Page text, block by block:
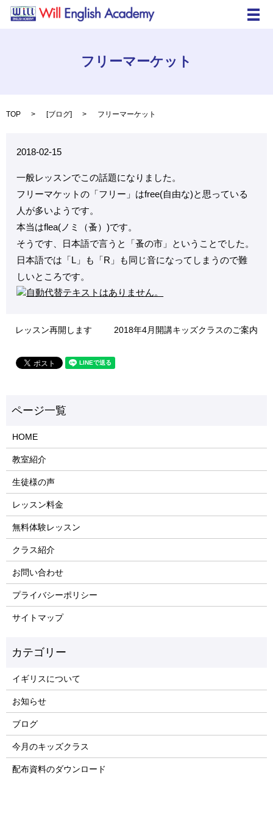
メ
フリーマーケット
TOP [ブログ] フリーマーケット
2018-02-15
一般レッスンでこの話題になりました。
フリーマケットの「フリー」はfree(自由な)と思っている
人が多いようです。
本当はflea(ノミ（蚤）)です。
そうです、日本語で言うと「蚤の市」ということでした。
日本語では「L」も「R」も同じ音になってしまうので難
しいところです。
レッスン再開します 2018年4月開講キッズクラスのご案内
HOME
教室紹介
生徒様の声
レッスン料金
無料体験レッスン
クラス紹介
お問い合わせ
プライバシーポリシー
サイトマップ
イギリスについて
お知らせ
ブログ
今月のキッズクラス
配布資料のダウンロード